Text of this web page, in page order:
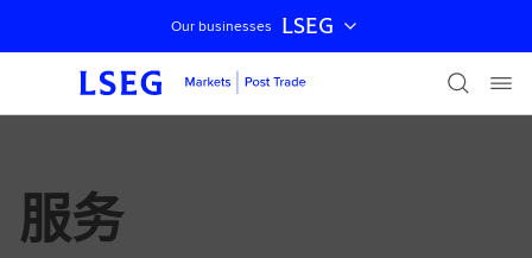
跳过导航
Our businesses LSEG
服务